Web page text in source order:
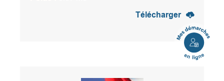
Mes
démarches
Télécharger